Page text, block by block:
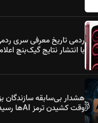
با انتشار نتایج گیک‌بنچ
هشدار بی‌سابقه
وقت کشیدن ترمز AIها رسیده است؟